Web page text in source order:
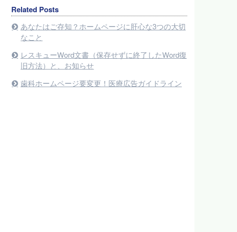
Related Posts
あなたはご存知？ホームページに肝心な3つの大切
なこと
レスキューWord文書（保存せずに終了したWord復
旧方法）と、お知らせ
歯科ホームページ要変更！医療広告ガイドライン